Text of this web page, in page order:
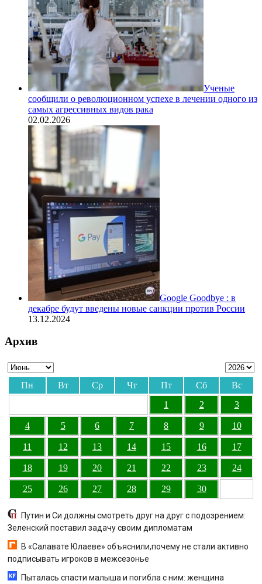
Ученые
сообщили о революционном успехе в лечении одного из
самых агрессивных видов рака
02.02.2026
Google Goodbye : в
декабре будут введены новые санкции против России
13.12.2024
Архив
Пн Вт Ср Чт Пт Сб
Вс
1
2 3
4 5 6 7 8 9 10
11 12 13 14 15 16 17
18 19 20 21 22 23 24
25 26 27 28 29 30
Путин и Си должны смотреть друг на друг с подозрением:
Зеленский поставил задачу своим дипломатам
В «Салавате Юлаеве» объяснили,почему не стали активно
подписывать игроков в межсезонье
Пыталась спасти малыша и погибла с ним: женщина